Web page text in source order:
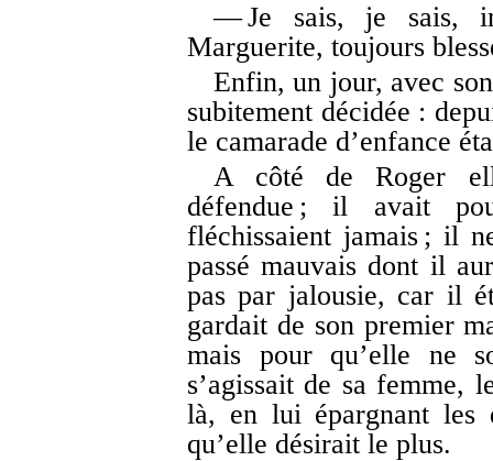
— Je sais, je sais,
Marguerite, toujours
Enfin, un jour, avec
subitement décidée :
le camarade d’enfance
A côté de Roger
défendue ; il avait
fléchissaient jamais ; il
passé mauvais dont il
pas par jalousie, car il
gardait de son premier
mais pour qu’elle ne
s’agissait de sa femme,
là, en lui épargnant les
qu’elle désirait le plus.